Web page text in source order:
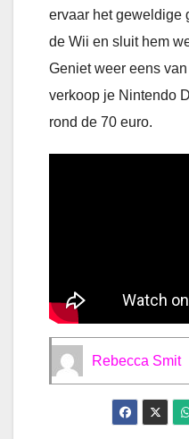
ervaar het geweldige
de Wii en sluit hem
Geniet weer eens
verkoop je Nintendo
rond de 70 euro.
Rebecca Smit